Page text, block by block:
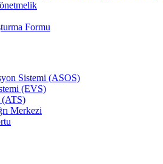
Formu
Sistemi (ASOS)
(EVS)
(ATS)
Merkezi